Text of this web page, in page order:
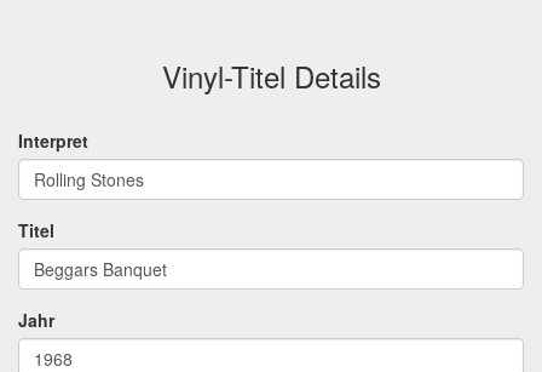
Vinyl-Titel Details
Interpret
Rolling Stones
Titel
Beggars Banquet
Jahr
1968